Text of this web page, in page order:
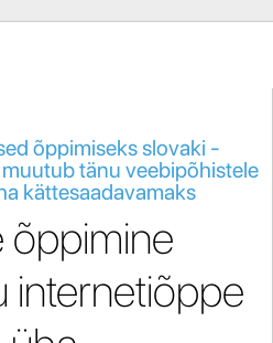
õppimiseks slovaki -
tänu veebipõhistele
kättesaadavamaks
õppimine
internetiõppe